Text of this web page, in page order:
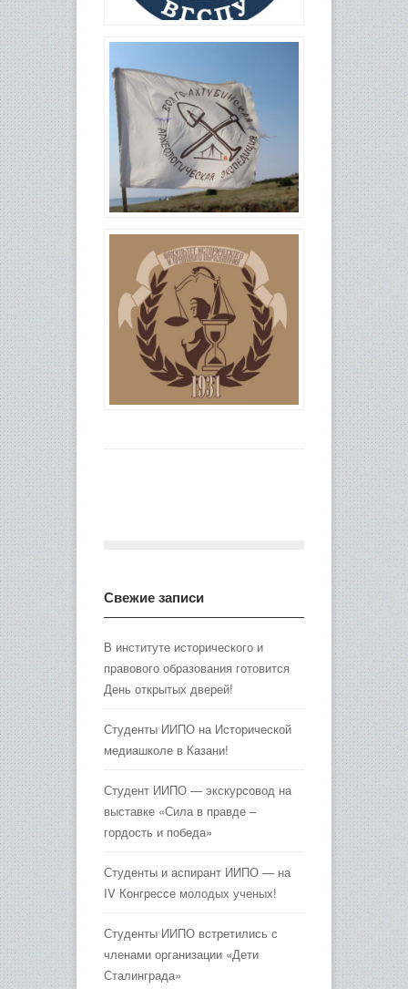
Свежие записи
В институте исторического и
правового образования готовится
День открытых дверей!
Студенты ИИПО на Исторической
медиашколе в Казани!
Студент ИИПО — экскурсовод на
выставке «Сила в правде –
гордость и победа»
Студенты и аспирант ИИПО — на
IV Конгрессе молодых ученых!
Студенты ИИПО встретились с
членами организации «Дети
Сталинграда»